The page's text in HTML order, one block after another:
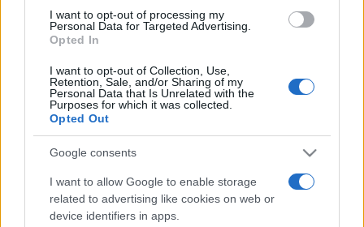
I want to opt-out of processing my
Personal Data for Targeted Advertising.
Opted In
I want to opt-out of Collection, Use,
Retention, Sale, and/or Sharing of my
Personal Data that Is Unrelated with the
Purposes for which it was collected.
Opted Out
Google consents
I want to allow Google to enable storage
related to advertising like cookies on web or
device identifiers in apps.
pszichológiai, nevelési, társadalmi témát jár körül. Egy-egy
szám külön is megrendelhető, kötetenkénti ára 630 Ft.
2000 Ft, amely nem változott hét éve, a folyóirat
alapítása óta. Postaköltség nem terheli a megrendelőt, az
egyre növekvő postai díjak ellenére sem. Tekintettel a
folyóirat hiánypótló jellegére, értékelve az egyre növekvő
érdeklődést, "lehetőségeink erejéig" a folyóirat számai
visszamenőleg is megrendelhetők! A borítókat
megnézheti, a tartalomjegyzékeket és egyes cikkeket